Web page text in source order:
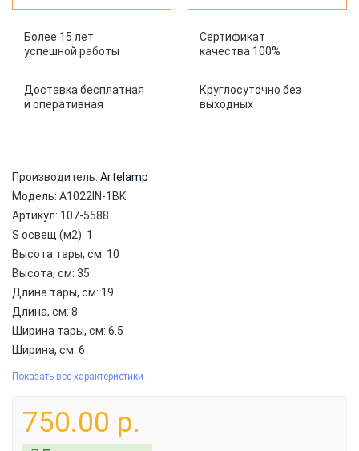
Более 15 лет
успешной работы
Сертификат
качества 100%
Доставка бесплатная
и оперативная
Круглосуточно без
выходных
Производитель: Artelamp
Модель: A1022IN-1BK
Артикул: 107-5588
S освещ.(м2): 1
Высота тары, см: 10
Высота, см: 35
Длина тары, см: 19
Длина, см: 8
Ширина тары, см: 6.5
Ширина, см: 6
Показать все характеристики
750.00 р.